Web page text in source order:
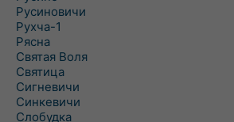
Русиновичи
Рухча-1
Рясна
Святая Воля
Святица
Сигневичи
Синкевичи
Слобудка